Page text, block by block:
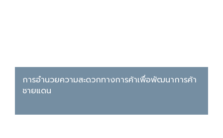
การอำนวยความสะดวกทางการค้าเพื่อพัฒนาการค้า
ชายแดน